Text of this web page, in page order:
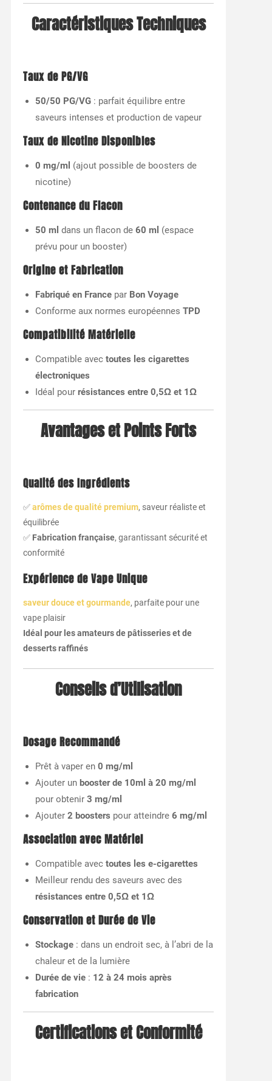
Caractéristiques Techniques
Taux de PG/VG
50/50 PG/VG: parfait équilibre entre
saveurs intenses et production de vapeur
Taux de Nicotine Disponibles
0 mg/ml (ajout possible de boosters de
nicotine)
Contenance du Flacon
50 ml dans un flacon de 60 ml (espace
prévu pour un booster)
Origine et Fabrication
Fabriqué en Francepar Bon Voyage
Conforme aux normes européennes TPD
Compatibilité Matérielle
Compatible avec toutes les cigarettes
électroniques
Idéal pour résistances entre 0,5Ω et 1Ω
Avantages et Points Forts
Qualité des Ingrédients
✅arômes de qualité premium, saveur réaliste et
équilibrée
✅ Fabrication française, garantissant sécurité et
conformité
Expérience de Vape Unique
saveur douce et gourmande, parfaite pour une
vape plaisir
Idéal pour les amateurs de pâtisseries et de
desserts raffinés
Conseils d’Utilisation
Dosage Recommandé
Prêt à vaper en 0 mg/ml
Ajouter un booster de 10ml à 20 mg/ml
pour obtenir 3 mg/ml
Ajouter 2 boosters pour atteindre 6 mg/ml
Association avec Matériel
Compatible avec toutes les e-cigarettes
Meilleur rendu des saveurs avec des
résistances entre 0,5Ω et 1Ω
Conservation et Durée de Vie
Stockage: dans un endroit sec, à l’abri de la
chaleur et de la lumière
Durée de vie: 12 à 24 mois après
fabrication
Certifications et Conformité